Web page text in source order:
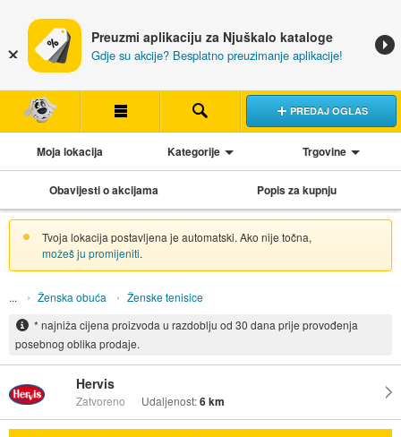
Preuzmi aplikaciju za Njuškalo kataloge
Gdje su akcije? Besplatno preuzimanje aplikacije!
PREDAJ OGLAS
Moja lokacija Kategorije Trgovine
Obavijesti o akcijama Popis za kupnju
Tvoja lokacija postavljena je automatski. Ako nije točna,
možeš ju promijeniti.
Ženska obuća
Ženske tenisice
* najniža cijena proizvoda u razdoblju od 30 dana prije provođenja
posebnog oblika prodaje.
Hervis
Zatvoreno Udaljenost:6 km